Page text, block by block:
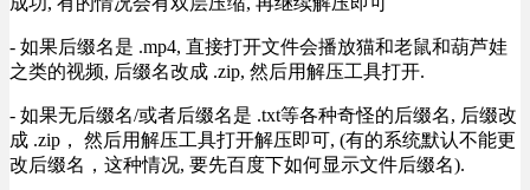
- 如果后缀名是 .mp4, 直接打开文件会播放猫和老鼠和葫芦娃
之类的视频, 后缀名改成 .zip, 然后用解压工具打开.
- 如果无后缀名/或者后缀名是 .txt等各种奇怪的后缀名, 后缀改
成 .zip， 然后用解压工具打开解压即可, (有的系统默认不能更
改后缀名，这种情况, 要先百度下如何显示文件后缀名).